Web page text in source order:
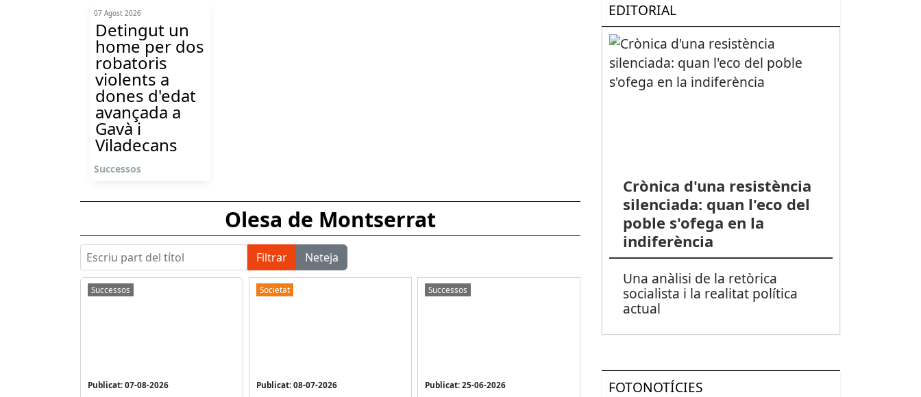
07 Agost 2026
Detingut un
home per dos
robatoris
violents a
dones d'edat
avançada a
Gavà i
Viladecans
Successos
Olesa de Montserrat
Escriu part del títol Filtrar Neteja
Successos
Publicat: 07-08-2026
Societat
Publicat: 08-07-2026
Successos
Publicat: 25-06-2026
EDITORIAL
Crònica d'una resistència
silenciada: quan l'eco del
poble s'ofega en la
indiferència
Una anàlisi de la retòrica
socialista i la realitat política
actual
FOTONOTÍCIES